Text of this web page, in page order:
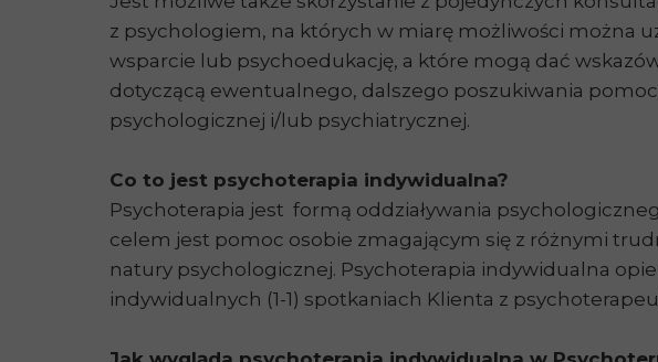
z psychologiem, na których w miarę możliwości można
wsparcie lub psychoedukację, a które mogą dać
dotyczącą ewentualnego, dalszego poszukiwania
psychologicznej i/lub psychiatrycznej.
Co to jest psychoterapia indywidualna?
Psychoterapia jest formą oddziaływania
celem jest pomoc osobie zmagającym się z różnymi
natury psychologicznej. Psychoterapia indywidualna
indywidualnych (1-1) spotkaniach Klienta z